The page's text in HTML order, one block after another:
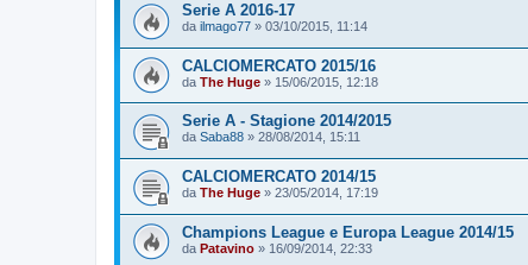
Serie A 2016-17
da ilmago77 » 03/10/2015, 11:14
CALCIOMERCATO 2015/16
da The Huge » 15/06/2015, 12:18
Serie A - Stagione 2014/2015
da Saba88 » 28/08/2014, 15:11
CALCIOMERCATO 2014/15
da The Huge » 23/05/2014, 17:19
Champions League e Europa League 2014/15
da Patavino » 16/09/2014, 22:33